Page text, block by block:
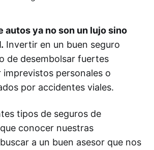
autos ya no son un lujo sino
Invertir en un buen seguro
de desembolsar fuertes
personales o
por accidentes viales.
tipos de seguros de
conocer nuestras
a un buen asesor que nos